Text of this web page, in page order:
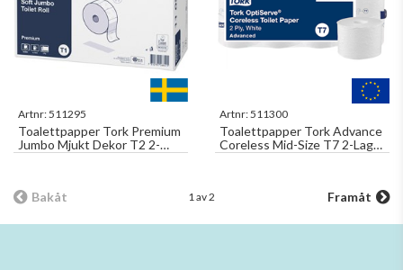
Artnr:511295
Toalettpapper Tork Premium
Jumbo Mjukt Dekor T2 2-
Lager, 360m/rl 6rl/fp
Artnr:511300
Toalettpapper Tork Advance
Coreless Mid-Size T7 2-Lager
131m/rl 24rl/fp
Bakåt 1 av 2 Framåt